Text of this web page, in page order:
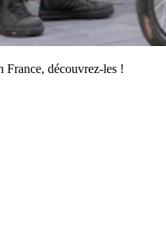
France, découvrez-les !